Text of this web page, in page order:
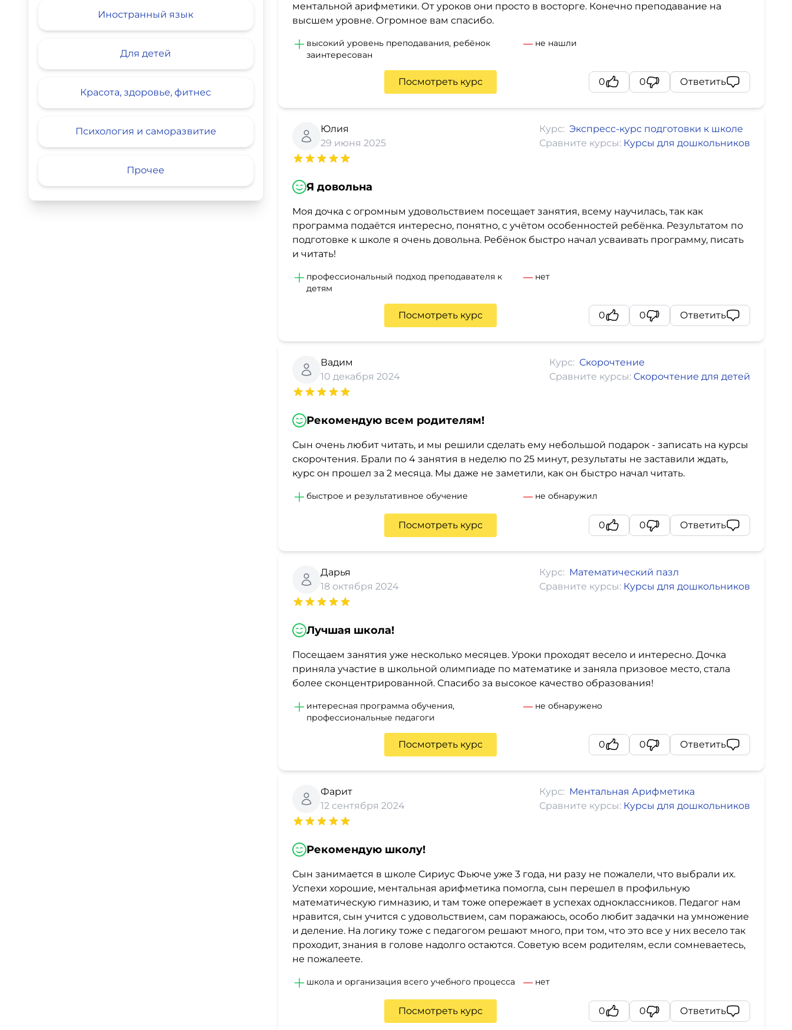
Иностранный язык
Для детей
Красота, здоровье, фитнес
Психология и саморазвитие
Прочее
ментальной арифметики. От уроков они просто в восторге. Конечно преподавание на
высшем уровне. Огромное вам спасибо.
высокий уровень преподавания, ребёнок
заинтересован
не нашли
Посмотреть курс 0 0 Ответить
Юлия
29 июня 2025
Курс: Экспресс-курс подготовки к школе
Сравните курсы: Курсы для дошкольников
Я довольна
Моя дочка с огромным удовольствием посещает занятия, всему научилась, так как
программа подаётся интересно, понятно, с учётом особенностей ребёнка. Результатом по
подготовке к школе я очень довольна. Ребёнок быстро начал усваивать программу, писать
и читать!
профессиональный подход преподавателя к
детям
нет
Посмотреть курс 0 0 Ответить
Вадим
10 декабря 2024
Курс: Скорочтение
Сравните курсы: Скорочтение для детей
Рекомендую всем родителям!
Сын очень любит читать, и мы решили сделать ему небольшой подарок - записать на курсы
скорочтения. Брали по 4 занятия в неделю по 25 минут, результаты не заставили ждать,
курс он прошел за 2 месяца. Мы даже не заметили, как он быстро начал читать.
быстрое и результативное обучение не обнаружил
Посмотреть курс 0 0 Ответить
Дарья
18 октября 2024
Курс: Математический пазл
Сравните курсы: Курсы для дошкольников
Лучшая школа!
Посещаем занятия уже несколько месяцев. Уроки проходят весело и интересно. Дочка
приняла участие в школьной олимпиаде по математике и заняла призовое место, стала
более сконцентрированной. Спасибо за высокое качество образования!
интересная программа обучения,
профессиональные педагоги
не обнаружено
Посмотреть курс 0 0 Ответить
Фарит
12 сентября 2024
Курс: Ментальная Арифметика
Сравните курсы: Курсы для дошкольников
Рекомендую школу!
Сын занимается в школе Сириус Фьюче уже 3 года, ни разу не пожалели, что выбрали их.
Успехи хорошие, ментальная арифметика помогла, сын перешел в профильную
математическую гимназию, и там тоже опережает в успехах одноклассников. Педагог нам
нравится, сын учится с удовольствием, сам поражаюсь, особо любит задачки на умножение
и деление. На логику тоже с педагогом решают много, при том, что это все у них весело так
проходит, знания в голове надолго остаются. Советую всем родителям, если сомневаетесь,
не пожалеете.
школа и организация всего учебного процесса нет
Посмотреть курс 0 0 Ответить